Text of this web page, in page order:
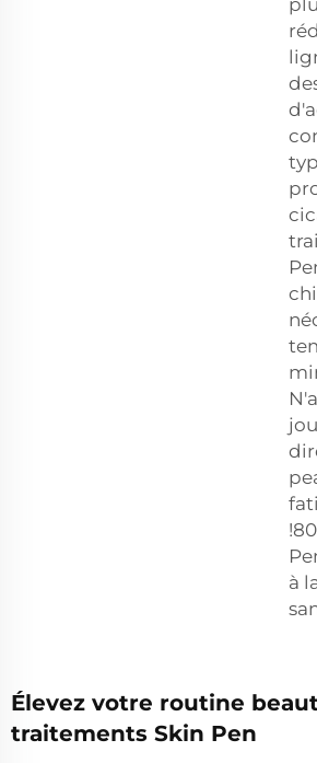
à
Élevez votre routine
traitements Skin Pen